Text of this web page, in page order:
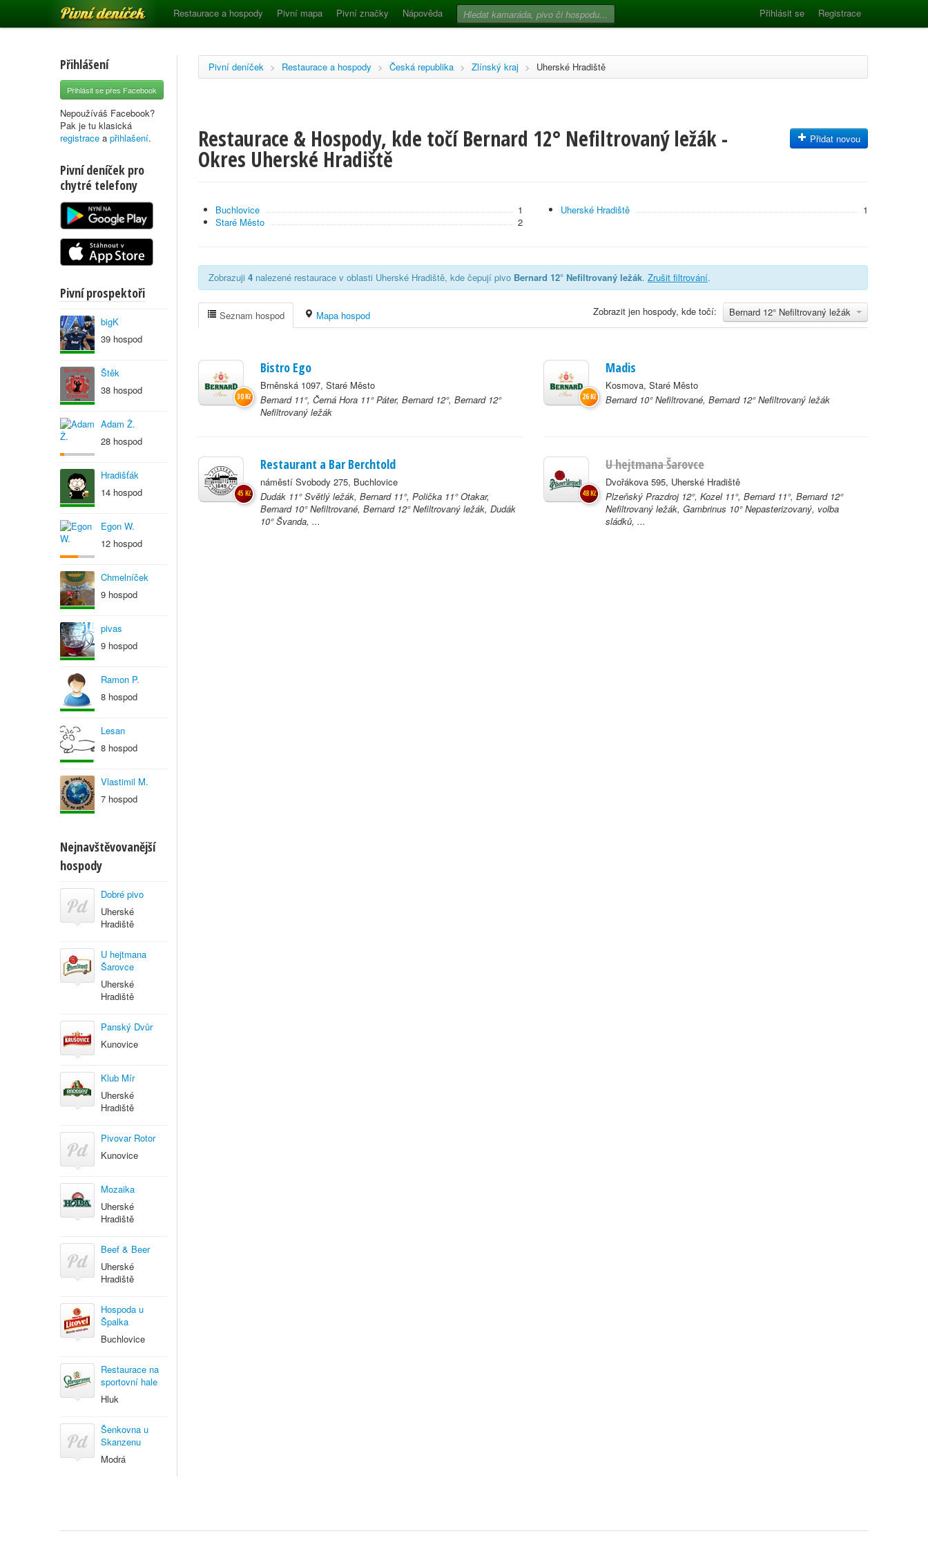
Pivní deníček Restaurace a hospody Pivní mapa Pivní značky Nápověda Přihlásit se Registrace
Přihlášení
Přihlásit se přes Facebook
Nepoužíváš Facebook?
Pak je tu klasická
registrace a přihlašení.
Pivní deníček pro
chytré telefony
Pivní prospektoři
bigK
39 hospod
Štěk
38 hospod
Adam Ž.
28 hospod
Hradišťák
14 hospod
Egon W.
12 hospod
Chmelníček
9 hospod
pivas
9 hospod
Ramon P.
8 hospod
Lesan
8 hospod
Vlastimil M.
7 hospod
Nejnavštěvovanější
hospody
Dobré pivo
Uherské
Hradiště
U hejtmana
Šarovce
Uherské
Hradiště
Panský Dvůr
Kunovice
Klub Mír
Uherské
Hradiště
Pivovar Rotor
Kunovice
Mozaika
Uherské
Hradiště
Beef & Beer
Uherské
Hradiště
Hospoda u
Špalka
Buchlovice
Restaurace na
sportovní hale
Hluk
Šenkovna u
Skanzenu
Modrá
Pivní deníček > Restaurace a hospody > Česká republika > Zlínský kraj > Uherské Hradiště
Restaurace & Hospody, kde točí Bernard 12° Nefiltrovaný ležák -
Okres Uherské Hradiště
Přidat novou
Buchlovice
1
Staré Město
2
Uherské Hradiště 1
Zobrazuji 4 nalezené restaurace v oblasti Uherské Hradiště, kde čepují pivo Bernard 12° Nefiltrovaný ležák. Zrušit filtrování.
Bernard 12° Nefiltrovaný ležák
Zobrazit jen hospody, kde točí:
Seznam hospod Mapa hospod
Bistro Ego
Brněnská 1097, Staré Město
Bernard 11°, Černá Hora 11° Páter, Bernard 12°, Bernard 12°
Nefiltrovaný ležák
30 Kč
Madis
Kosmova, Staré Město
Bernard 10° Nefiltrované, Bernard 12° Nefiltrovaný ležák
26 Kč
Restaurant a Bar Berchtold
náměstí Svobody 275, Buchlovice
Dudák 11° Světlý ležák, Bernard 11°, Polička 11° Otakar,
Bernard 10° Nefiltrované, Bernard 12° Nefiltrovaný ležák, Dudák
10° Švanda, ...
45 Kč
U hejtmana Šarovce
Dvořákova 595, Uherské Hradiště
Plzeňský Prazdroj 12°, Kozel 11°, Bernard 11°, Bernard 12°
Nefiltrovaný ležák, Gambrinus 10° Nepasterizovaný, volba
sládků, ...
48 Kč